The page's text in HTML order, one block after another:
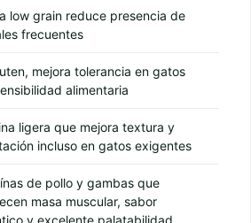
low grain reduce presencia de
frecuentes
mejora tolerancia en gatos
alimentaria
ligera que mejora textura y
incluso en gatos exigentes
de pollo y gambas que
masa muscular, sabor
y excelente palatabilidad